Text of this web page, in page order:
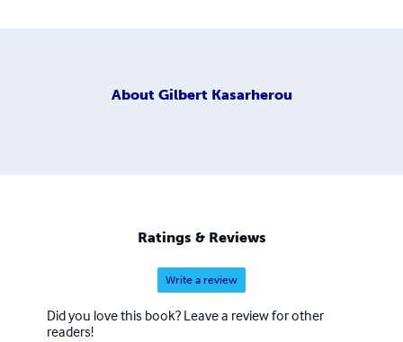
About Gilbert Kasarherou
Ratings & Reviews
Write a review
Did you love this book? Leave a review for other
readers!